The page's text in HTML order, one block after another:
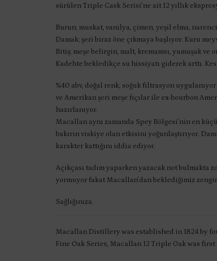
sürülen Triple Cask Serisi’ne ait 12 yıllık
Burun; muskat, vanilya, çimen, yeşil elma,
Damak; şeri biraz öne çıkmaya başlıyor. Kuru
Bitiş; meşe belirgin, malt, kremamsı, yumuşak ve
Kadehte bekledikçe su hissiyatı giderek arttı.
%40 abv, doğal renk, soğuk filtrasyon
ve Amerikan şeri meşe fıçılar ile ex-bourbon
hazırlanıyor.
Macallan aynı zamanda Spey Bölgesi’nin en
bakırın viskiye olan etkisini yoğunlaştırıyor.
karakter kattığını iddia ediyor.
Açıkçası tadım yaparken yazacak not
yormuyor fakat Macallan’dan beklediğimiz
Sağlığınıza.
Macallan Distillery was established in 1824 by
Fine Oak Series, Macallan 12 Triple Oak was